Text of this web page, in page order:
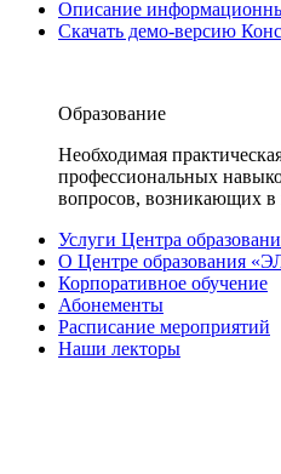
Описание
Скачать демо-версию
Образование
Необходимая
профессиональных
вопросов, возникающих в
Услуги Центра
О Центре образования
Корпоративное обучение
Абонементы
Расписание мероприятий
Наши лекторы